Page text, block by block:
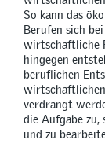
So kann das
Berufen sich
wirtschaftliche
hingegen
beruflichen
verdrängt
die Aufgabe zu,
und zu